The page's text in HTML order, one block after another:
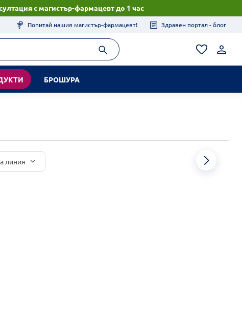
с магистър-фармацевт до 1 час
Попитай нашия магистър-фармацевт! Здравен портал - блог
БРОШУРА
линия